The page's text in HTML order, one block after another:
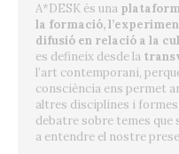
A*DESK és una
la formació,
difusió en relació a la
es defineix desde la
l’art contemporani,
consciència ens permet
altres disciplines i
debatre sobre temes que
a entendre el nostre